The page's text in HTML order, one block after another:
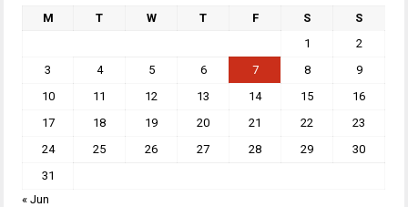
M T W T F S
S
1
2
3
4 5 6 7 8
9
10
11 12 13 14 15
16
17
18 19 20 21 22
23
24
25 26 27 28 29
30
31
« Jun